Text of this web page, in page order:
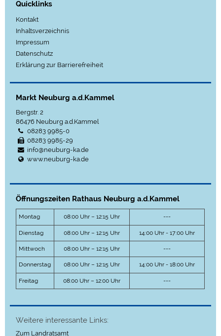
Quicklinks
Kontakt
Inhaltsverzeichnis
Impressum
Datenschutz
Erklärung zur Barrierefreiheit
Markt Neuburg a.d.Kammel
Bergstr. 2
86476 Neuburg a.d.Kammel
08283 9985-0
08283 9985-29
info@neuburg-ka.de
www.neuburg-ka.de
Öffnungszeiten Rathaus Neuburg a.d.Kammel
Montag 08:00 Uhr – 12:15 Uhr ---
Dienstag 08:00 Uhr – 12:15 Uhr 14:00 Uhr - 17:00 Uhr
Mittwoch 08:00 Uhr – 12:15 Uhr ---
Donnerstag 08:00 Uhr – 12:15 Uhr 14:00 Uhr - 18:00 Uhr
Freitag 08:00 Uhr – 12:00 Uhr ---
Weitere interessante Links:
Zum Landratsamt